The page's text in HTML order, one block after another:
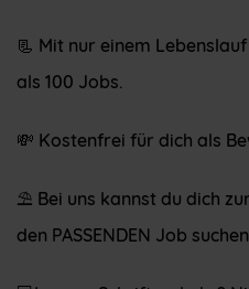
📃 Mit nur einem
als 100 Jobs.
💸 Kostenfrei für dich als
⛱ Bei uns kannst du dich
den PASSENDEN Job